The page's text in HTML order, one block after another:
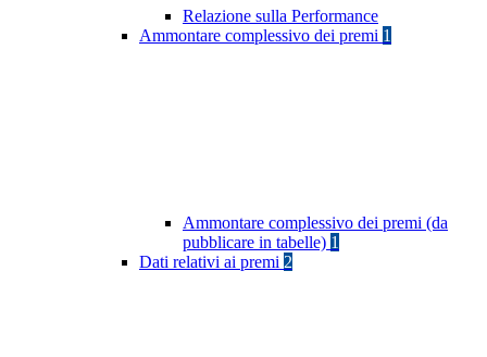
Relazione sulla Performance
Ammontare complessivo dei premi 1
Ammontare complessivo dei premi (da
pubblicare in tabelle) 1
Dati relativi ai premi 2